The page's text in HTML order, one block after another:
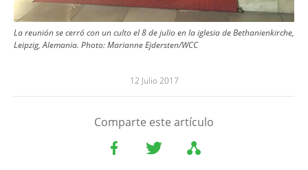
La reunión se cerró con un culto el 8 de julio en la iglesia de Bethanienkirche,
Leipzig, Alemania. Photo: Marianne Ejdersten/WCC
12 Julio 2017
Comparte este artículo